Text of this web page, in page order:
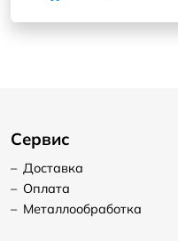
Сервис
– Доставка
– Оплата
– Металлообработка